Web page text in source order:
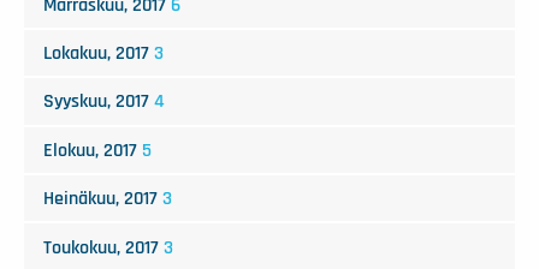
Marraskuu, 2017 6
Lokakuu, 2017 3
Syyskuu, 2017 4
Elokuu, 2017 5
Heinäkuu, 2017 3
Toukokuu, 2017 3